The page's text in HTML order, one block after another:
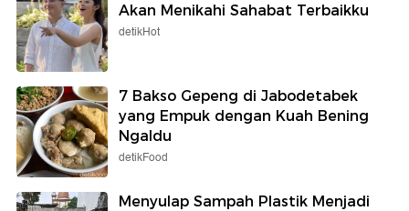
Akan Menikahi Sahabat Terbaikku
detikHot
7 Bakso Gepeng di Jabodetabek
yang Empuk dengan Kuah Bening
Ngaldu
detikFood
Menyulap Sampah Plastik Menjadi